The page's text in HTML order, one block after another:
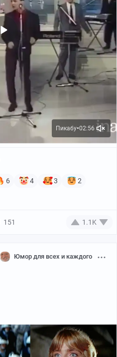
Пикабу●02:56
6 4 3
2
151 1.1K
Юмор для всех и каждого